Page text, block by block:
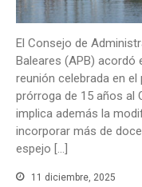
El Consejo de
Baleares (APB) acordó
reunión celebrada en
prórroga de 15 años al
implica además la
incorporar más de
espejo […]
11 diciembre, 2025